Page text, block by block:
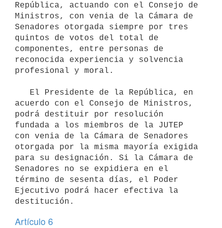
República, actuando con el Consejo de
Ministros, con venia de la Cámara de
Senadores otorgada siempre por tres
quintos de votos del total de
componentes, entre personas de
reconocida experiencia y solvencia
profesional y moral.
acuerdo con el Consejo de Ministros,
podrá destituir por resolución
fundada a los miembros de la JUTEP
con venia de la Cámara de Senadores
otorgada por la misma mayoría exigida
para su designación. Si la Cámara de
Senadores no se expidiera en el
término de sesenta días, el Poder
Ejecutivo podrá hacer efectiva la
Artículo 6